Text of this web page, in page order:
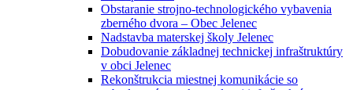
Obstaranie strojno-technologického vybavenia
zberného dvora – Obec Jelenec
Nadstavba materskej školy Jelenec
Dobudovanie základnej technickej infraštruktúry
v obci Jelenec
Rekonštrukcia miestnej komunikácie so